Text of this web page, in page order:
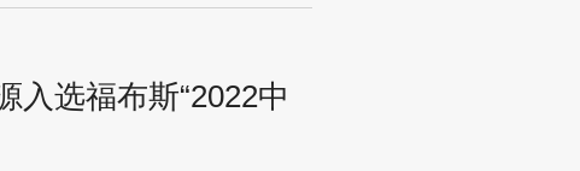
入选福布斯“2022中